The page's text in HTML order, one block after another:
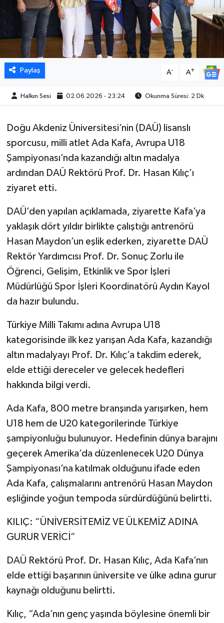
Paylaş A- A+
Halkın Sesi 02.06.2026 - 23:24 Okunma Süresi: 2 Dk
Doğu Akdeniz Üniversitesi’nin (DAÜ) lisanslı
sporcusu, milli atlet Ada Kafa, Avrupa U18
Şampiyonası’nda kazandığı altın madalya
ardından DAÜ Rektörü Prof. Dr. Hasan Kılıç’ı
ziyaret etti.
DAÜ’den yapılan açıklamada, ziyarette Kafa’ya
yaklaşık dört yıldır birlikte çalıştığı antrenörü
Hasan Maydon’un eşlik ederken, ziyarette DAÜ
Rektör Yardımcısı Prof. Dr. Sonuç Zorlu ile
Öğrenci, Gelişim, Etkinlik ve Spor İşleri
Müdürlüğü Spor İşleri Koordinatörü Aydın Kayol
da hazır bulundu.
Türkiye Milli Takımı adına Avrupa U18
kategorisinde ilk kez yarışan Ada Kafa, kazandığı
altın madalyayı Prof. Dr. Kılıç’a takdim ederek,
elde ettiği dereceler ve gelecek hedefleri
hakkında bilgi verdi.
Ada Kafa, 800 metre branşında yarışırken, hem
U18 hem de U20 kategorilerinde Türkiye
şampiyonluğu bulunuyor. Hedefinin dünya barajını
geçerek Amerika’da düzenlenecek U20 Dünya
Şampiyonası’na katılmak olduğunu ifade eden
Ada Kafa, çalışmalarını antrenörü Hasan Maydon
eşliğinde yoğun tempoda sürdürdüğünü belirtti.
KILIÇ: “ÜNİVERSİTEMİZ VE ÜLKEMİZ ADINA
GURUR VERİCİ”
DAÜ Rektörü Prof. Dr. Hasan Kılıç, Ada Kafa’nın
elde ettiği başarının üniversite ve ülke adına gurur
kaynağı olduğunu belirtti.
Kılıç, “Ada’nın genç yaşında böylesine önemli bir